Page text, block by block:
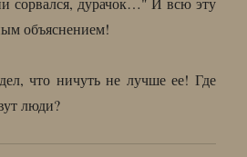
объяснением!
что ничуть не лучше ее! Где
люди?